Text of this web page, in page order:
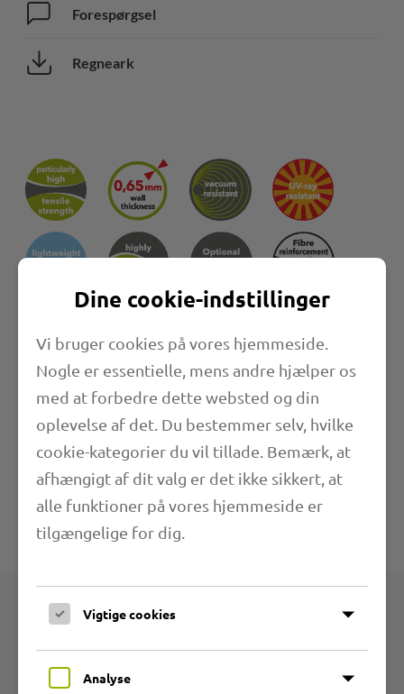
Forespørgsel
Regneark
Længde
Anvendelsesområder
Yderligere oplysninger
Tekniske specifikationer
Produktgrupper
Dine cookie-indstillinger
Vi bruger cookies på vores hjemmeside.
Nogle er essentielle, mens andre hjælper os
med at forbedre dette websted og din
oplevelse af det. Du bestemmer selv, hvilke
cookie-kategorier du vil tillade. Bemærk, at
afhængigt af dit valg er det ikke sikkert, at
alle funktioner på vores hjemmeside er
tilgængelige for dig.
Vigtige cookies
Analyse